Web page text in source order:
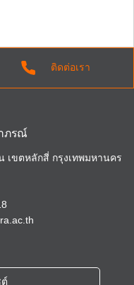
ติดต่อเรา
ภรณ์
เขตหลักสี่ กรุงเทพมหานคร